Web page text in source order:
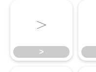
>
>